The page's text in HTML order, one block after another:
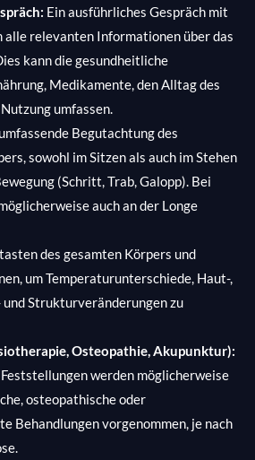
Ein ausführliches Gespräch mit
alle relevanten Informationen über das
kann die gesundheitliche
Medikamente, den Alltag des
umfassen.
Begutachtung des
sowohl im Sitzen als auch im Stehen
(Schritt, Trab, Galopp). Bei
auch an der Longe
des gesamten Körpers und
um Temperaturunterschiede, Haut-,
und Strukturveränderungen zu
Osteopathie, Akupunktur):
werden möglicherweise
osteopathische oder
Behandlungen vorgenommen, je nach